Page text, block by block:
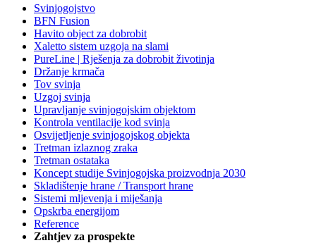
Svinjogojstvo
BFN Fusion
Havito object za dobrobit
Xaletto sistem uzgoja na slami
PureLine | Rješenja za dobrobit životinja
Držanje krmača
Tov svinja
Uzgoj svinja
Upravljanje svinjogojskim objektom
Kontrola ventilacije kod svinja
Osvijetljenje svinjogojskog objekta
Tretman izlaznog zraka
Tretman ostataka
Koncept studije Svinjogojska proizvodnja 2030
Skladištenje hrane / Transport hrane
Sistemi mljevenja i miješanja
Opskrba energijom
Reference
Zahtjev za prospekte